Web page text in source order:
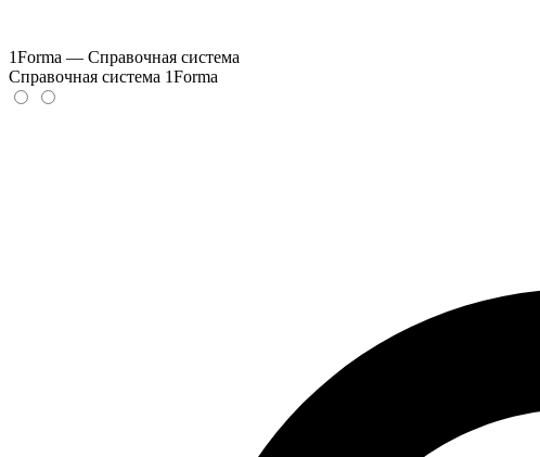
1Forma — Справочная система
Справочная система 1Forma